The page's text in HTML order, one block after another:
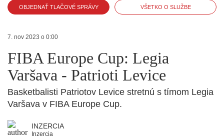
OBJEDNAŤ TLAČOVÉ SPRÁVY VŠETKO O SLUŽBE
7. nov 2023 o 0:00
FIBA Europe Cup: Legia
Varšava - Patrioti Levice
Basketbalisti Patriotov Levice stretnú s tímom Legia
Varšava v FIBA Europe Cup.
INZERCIA
Inzercia